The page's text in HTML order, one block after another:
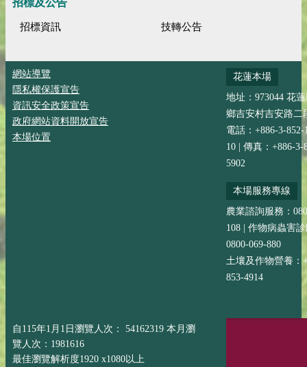
招標及公告
招標資訊 技轉公告
網站導覽
隱私權保護宣告
資訊安全政策宣告
政府網站資料開放宣告
本場位置
花蓮本場
地址：973044 花
鄉吉安村吉安路二
電話：+886-3-852-
10 | 傳真：+886-3-
5902
本場服務專線
農業諮詢服務：
108 | 作物病蟲害
0800-069-880
土壤及作物營養：
853-4914
自115年1月1日瀏覽人次： 54162319 本月瀏
覽人次：1981616
最佳瀏覽解析度1920 x1080以上